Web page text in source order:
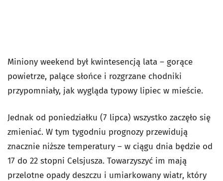
Miniony weekend był kwintesencją lata – gorące
powietrze, palące słońce i rozgrzane chodniki
przypomniały, jak wygląda typowy lipiec w mieście.
Jednak od poniedziałku (7 lipca) wszystko zaczęło się
zmieniać. W tym tygodniu prognozy przewidują
znacznie niższe temperatury – w ciągu dnia będzie od
17 do 22 stopni Celsjusza. Towarzyszyć im mają
przelotne opady deszczu i umiarkowany wiatr, który